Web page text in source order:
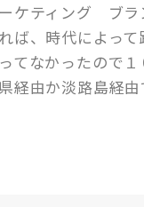
ケティング ブラ
ば、時代によっ
てなかったので
経由か淡路島経